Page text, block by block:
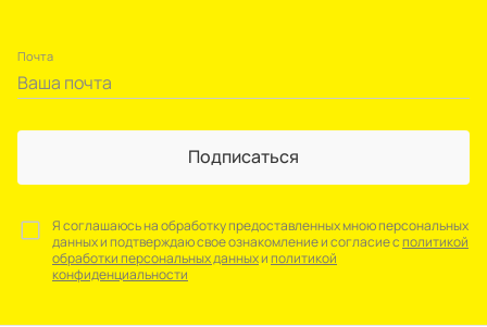
Почта
Подписаться
Я соглашаюсь на обработку предоставленных мною персональных
данных и подтверждаю свое ознакомление и согласие сполитикой
обработки персональных данныхиполитикой
конфиденциальности